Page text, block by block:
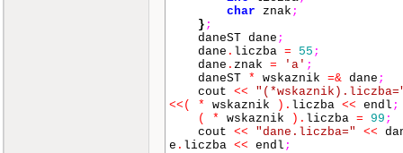
char znak ;
} ;
daneST dane ;
dane . liczba = 55 ;
dane . znak = 'a' ;
daneST * wskaznik =& dane ;
cout <<
<< ( * wskaznik ) . liczba << endl ;
(
* wskaznik ) . liczba = 99 ;
cout << "dane.liczba=" <<
e . liczba << endl ;